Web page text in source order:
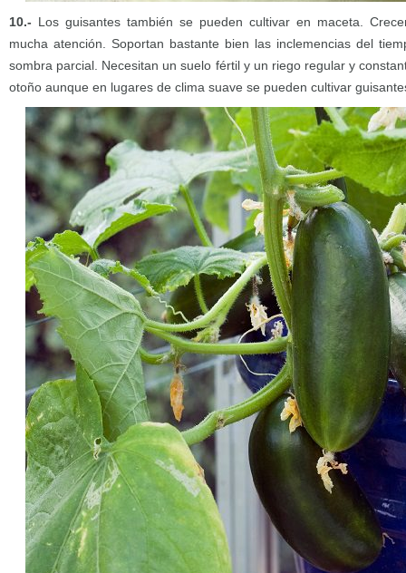
10.- Los guisantes también se pueden cultivar en maceta.
mucha atención. Soportan bastante bien las inclemencias del
sombra parcial. Necesitan un suelo fértil y un riego regular y
otoño aunque en lugares de clima suave se pueden cultivar